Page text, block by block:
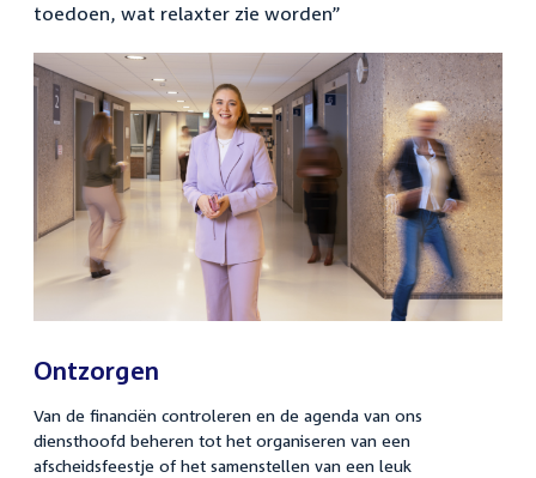
toedoen, wat relaxter zie worden”
Ontzorgen
Van de financiën controleren en de agenda van ons
diensthoofd beheren tot het organiseren van een
afscheidsfeestje of het samenstellen van een leuk